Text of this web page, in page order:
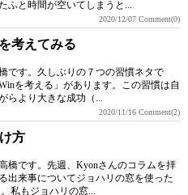
ふと時間が空いてしまうと...
2020/12/07 Comment(0)
考えてみる
です。久しぶりの７つの習慣ネタで
を考える」があります。この習慣は自
らより大きな成功（...
2020/11/16 Comment(2)
方
橋です。先週、Kyonさんのコラムを拝
出来事についてジョハリの窓を使った
私もジョハリの窓...